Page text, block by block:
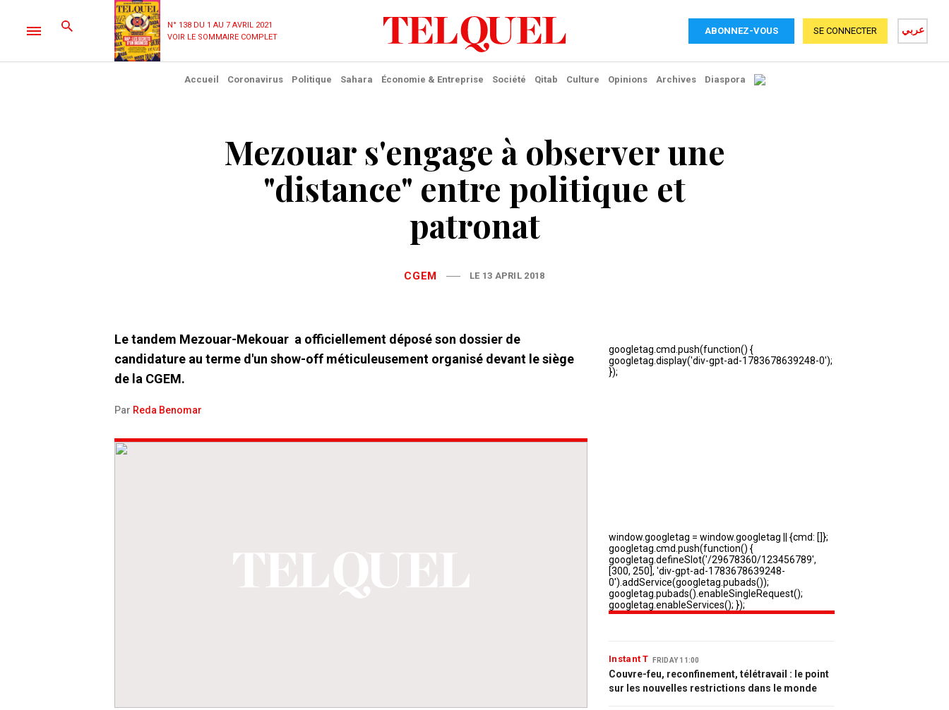
N° 138 DU 1 AU 7 AVRIL 2021
VOIR LE SOMMAIRE COMPLET
ABONNEZ-VOUS عربي SE CONNECTER
Accueil Coronavirus Politique Sahara Économie & Entreprise Société Qitab Culture Opinions Archives Diaspora
Mezouar s'engage à observer une
"distance" entre politique et
patronat
CGEM LE 13 APRIL 2018
Le tandem Mezouar-Mekouar a officiellement déposé son dossier de
candidature au terme d'un show-off méticuleusement organisé devant le siège
de la CGEM.
Par Reda Benomar
Instant T FRIDAY 11:00
Couvre-feu, reconfinement, télétravail : le point
sur les nouvelles restrictions dans le monde